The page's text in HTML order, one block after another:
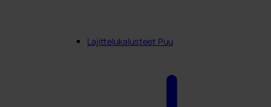
Lajittelukalusteet Puu